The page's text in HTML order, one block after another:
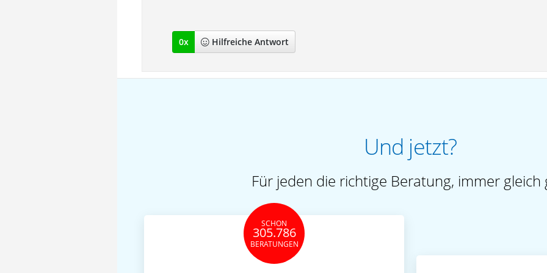
0x Hilfreiche Antwort
Und jetzt?
Für jeden die richtige Beratung, immer gleich
SCHON
305.786
BERATUNGEN